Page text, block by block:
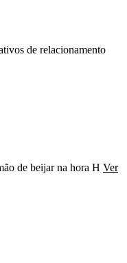
de relacionamento
de beijar na hora H Ver